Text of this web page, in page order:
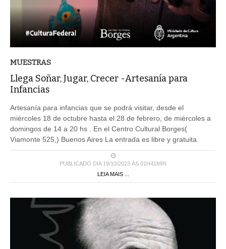
MUESTRAS
Llega Soñar, Jugar, Crecer -Artesanía para
Infancias
Artesanía para infancias que se podrá visitar, desde el
miércoles 18 de octubre hasta el 28 de febrero, de miércoles a
domingos de 14 a 20 hs . En el Centro Cultural Borges(
Viamonte 525,) Buenos Aires La entrada es libre y gratuita.
PUBLICADO DIA 19/10/2023 ÀS 01H41MIN
LEIA MAIS ...